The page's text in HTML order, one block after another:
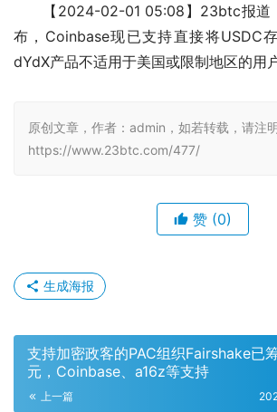
【2024-02-01 05:08】23btc报道
布，Coinbase现已支持直接将USDC
dYdX产品不适用于美国或限制地区的用户
原创文章，作者：admin，如若转载，请注
https://www.23btc.com/477/
赞 (0)
生成海报
支持加密政客的PAC组织Fairshake已
元，Coinbase、a16z等支持
上一篇